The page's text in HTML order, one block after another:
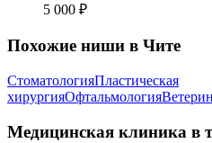
5 000 ₽
Похожие ниши в Чите
СтоматологияПластическая
хирургияОфтальмология
Медицинская клиника в